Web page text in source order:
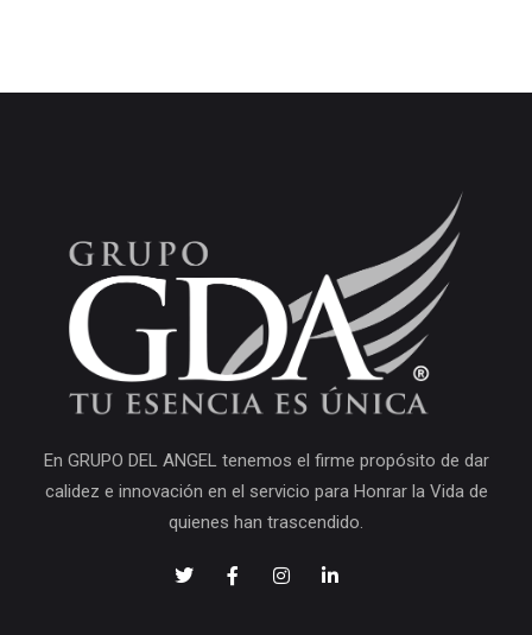
En GRUPO DEL ANGEL tenemos el firme propósito de dar
calidez e innovación en el servicio para Honrar la Vida de
quienes han trascendido.